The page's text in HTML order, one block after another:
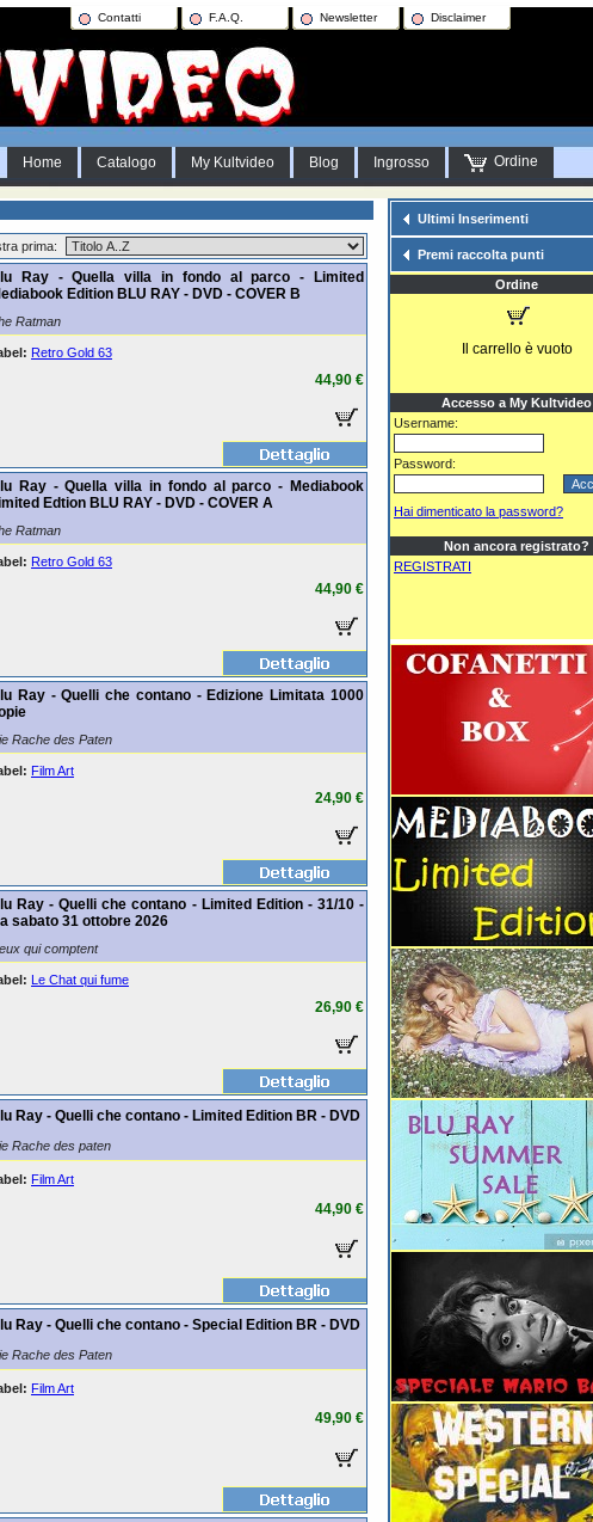
Contatti F.A.Q. Newsletter Disclaimer
Home Catalogo My Kultvideo Blog Ingrosso Ordine
prima:
Ray - Quella villa in fondo al parco - Limited
Edition BLU RAY - DVD - COVER B
Ratman
Retro Gold 63
44,90 €
Ray - Quella villa in fondo al parco - Mediabook
Edtion BLU RAY - DVD - COVER A
Ratman
Retro Gold 63
44,90 €
Ray - Quelli che contano - Edizione Limitata 1000
Rache des Paten
Film Art
24,90 €
Ray - Quelli che contano - Limited Edition - 31/10 -
sabato 31 ottobre 2026
qui comptent
Le Chat qui fume
26,90 €
Ray - Quelli che contano - Limited Edition BR - DVD
Rache des paten
Film Art
44,90 €
Ray - Quelli che contano - Special Edition BR - DVD
Rache des Paten
Film Art
49,90 €
Ultimi Inserimenti
Premi raccolta punti
Ordine
Il carrello è vuoto
Accesso a My Kultvideo
Username:
Password:
Hai dimenticato la password?
Non ancora registrato?
REGISTRATI